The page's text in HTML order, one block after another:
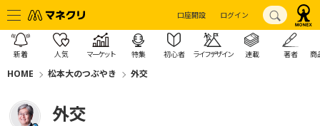
口座開設 ログイン
新着 人気 マーケット 特集 初心者 ライフデザイン 連載 著者 商
HOME 松本大のつぶやき 外交
外交